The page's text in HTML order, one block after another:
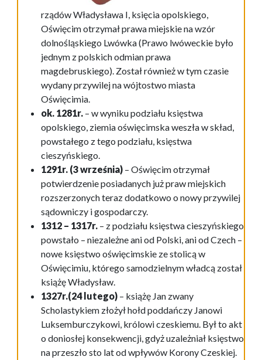
rządów Władysława I, księcia opolskiego,
Oświęcim otrzymał prawa miejskie na wzór
dolnośląskiego Lwówka (Prawo lwóweckie było
jednym z polskich odmian prawa
magdebruskiego). Został również w tym czasie
wydany przywilej na wójtostwo miasta
Oświęcimia.
ok. 1281r. – w wyniku podziału księstwa
opolskiego, ziemia oświęcimska weszła w skład,
powstałego z tego podziału, księstwa
cieszyńskiego.
1291r. (3 września) – Oświęcim otrzymał
potwierdzenie posiadanych już praw miejskich
rozszerzonych teraz dodatkowo o nowy przywilej
sądowniczy i gospodarczy.
1312 – 1317r. – z podziału księstwa cieszyńskiego
powstało – niezależne ani od Polski, ani od Czech –
nowe księstwo oświęcimskie ze stolicą w
Oświęcimiu, którego samodzielnym władcą został
książę Władysław.
1327r.(24 lutego) – książę Jan zwany
Scholastykiem złożył hołd poddańczy Janowi
Luksemburczykowi, królowi czeskiemu. Był to akt
o doniosłej konsekwencji, gdyż uzależniał księstwo
na przeszło sto lat od wpływów Korony Czeskiej.